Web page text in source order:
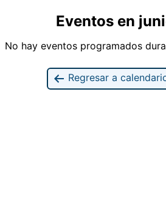
Eventos en
No hay eventos programados
Regresar a